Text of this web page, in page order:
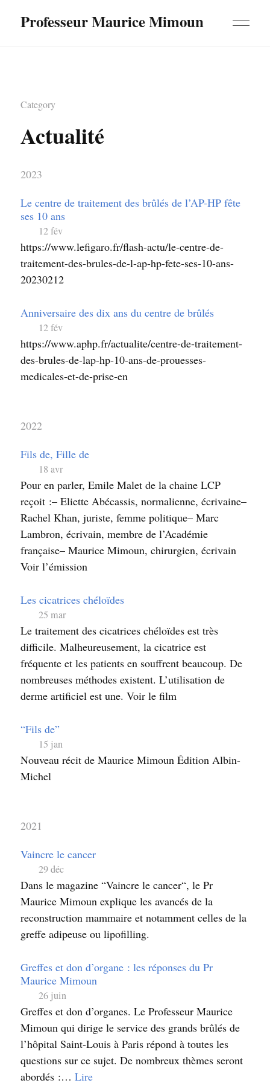
Professeur Maurice Mimoun
Category
Actualité
2023
Le centre de traitement des brûlés de l’AP-HP fête
ses 10 ans
12 fév
https://www.lefigaro.fr/flash-actu/le-centre-de-
traitement-des-brules-de-l-ap-hp-fete-ses-10-ans-
20230212
Anniversaire des dix ans du centre de brûlés
12 fév
https://www.aphp.fr/actualite/centre-de-traitement-
des-brules-de-lap-hp-10-ans-de-prouesses-
medicales-et-de-prise-en
2022
Fils de, Fille de
18 avr
Pour en parler, Emile Malet de la chaine LCP
reçoit :– Eliette Abécassis, normalienne, écrivaine–
Rachel Khan, juriste, femme politique– Marc
Lambron, écrivain, membre de l’Académie
française– Maurice Mimoun, chirurgien, écrivain
Voir l’émission
Les cicatrices chéloïdes
25 mar
Le traitement des cicatrices chéloïdes est très
difficile. Malheureusement, la cicatrice est
fréquente et les patients en souffrent beaucoup. De
nombreuses méthodes existent. L’utilisation de
derme artificiel est une. Voir le film
“Fils de”
15 jan
Nouveau récit de Maurice Mimoun Édition Albin-
Michel
2021
Vaincre le cancer
29 déc
Dans le magazine “Vaincre le cancer“, le Pr
Maurice Mimoun explique les avancés de la
reconstruction mammaire et notamment celles de la
greffe adipeuse ou lipofilling.
Greffes et don d’organe : les réponses du Pr
Maurice Mimoun
26 juin
Greffes et don d’organes. Le Professeur Maurice
Mimoun qui dirige le service des grands brûlés de
l’hôpital Saint-Louis à Paris répond à toutes les
questions sur ce sujet. De nombreux thèmes seront
abordés :… Lire